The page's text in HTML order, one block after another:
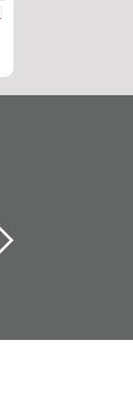
السهلاوي في ذكراه